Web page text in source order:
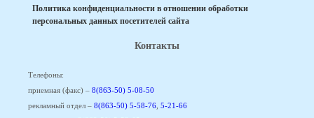
Политика конфиденциальности в отношении обработки
персональных данных посетителей сайта
Контакты
Телефоны:
приемная (факс) – 8(863-50) 5-08-50
рекламный отдел – 8(863-50) 5-58-76, 5-21-66